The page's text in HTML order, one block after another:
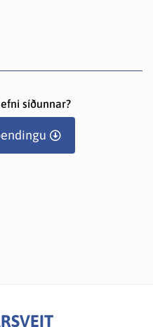
síðunnar?